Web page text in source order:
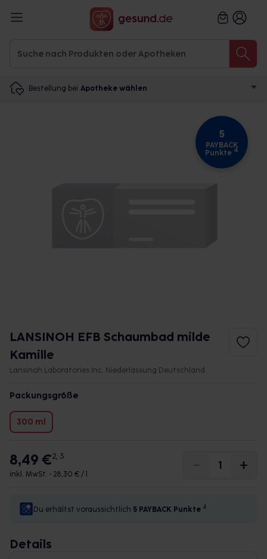
Bestellung bei Apotheke wählen
5
PAYBACK
Punkte 4
LANSINOH EFB Schaumbad milde
Kamille
Lansinoh Laboratories Inc. Niederlassung Deutschland
Packungsgröße
300 ml
8,49 €2, 3
inkl. MwSt. • 28,30 € / l
Du erhältst voraussichtlich 5 PAYBACK Punkte 4
Details